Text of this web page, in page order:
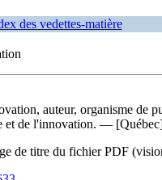
des vedettes-matière
auteur, organisme de
et de l'innovation. —
de titre du fichier PDF